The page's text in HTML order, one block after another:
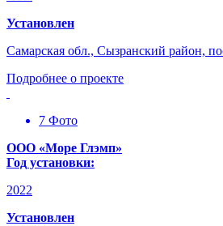
Установлен
Самарская обл., Сызранский район,
Подробнее о проекте
7 Фото
ООО «Море Глэмп»
Год установки:
2022
Установлен